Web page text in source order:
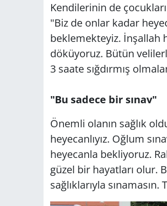
Kendilerinin de
"Biz de onlar kadar
beklemekteyiz. İnşallah
döküyoruz. Bütün
3 saate sığdırmış
"Bu sadece bir sınav"
Önemli olanın sağlık
heyecanlıyız. Oğlum
heyecanla bekliyoruz.
güzel bir hayatları olur.
sağlıklarıyla